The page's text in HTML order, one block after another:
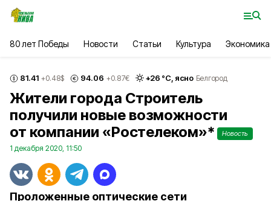
80 лет Победы Новости Статьи Культура Экономика
81.41 +0.48$ 94.06 +0.87€ +26 °С, ясно Белгород
Жители города Строитель
получили новые возможности
от компании «Ростелеком»*
Новость
1 декабря 2020, 11:50
Проложенные оптические сети